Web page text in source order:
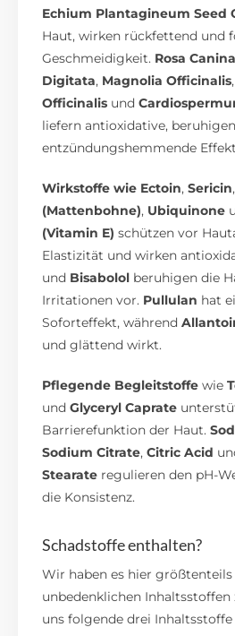
Echium Plantagineum Seed
Haut, wirken rückfettend und
Geschmeidigkeit. Rosa
Digitata, Magnolia Officinalis,
Officinalis und
liefern antioxidative,
entzündungshemmende
Wirkstoffe wie Ectoin,Sericin
(Mattenbohne), Ubiquinone
(Vitamin E) schützen vor
Elastizität und wirken
und Bisabolol beruhigen die
Irritationen vor. Pullulan hat
Soforteffekt, während
und glättend wirkt.
Pflegende Begleitstoffe wie
undGlyceryl Caprate
Barrierefunktion der Haut.
Sodium Citrate,Citric Acid
Stearate regulieren den pH-
die Konsistenz.
Schadstoffe enthalten?
Wir haben es hier
unbedenklichen Inhaltsstoffen
uns folgende drei Inhaltsstoffe